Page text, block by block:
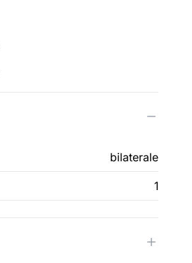
bilaterale
1